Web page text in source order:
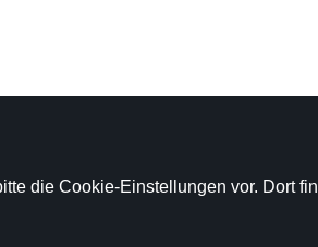
die Cookie-Einstellungen vor. Dort